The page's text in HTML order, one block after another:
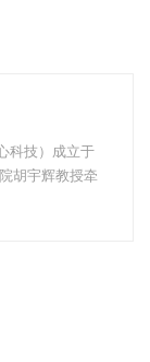
科技）成立于
胡宇辉教授牵